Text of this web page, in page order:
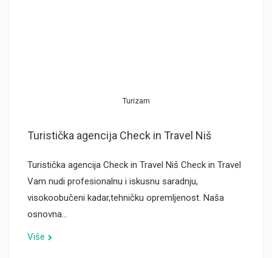
Turizam
Turistička agencija Check in Travel Niš
Turistička agencija Check in Travel Niš Check in Travel
Vam nudi profesionalnu i iskusnu saradnju,
visokoobučeni kadar,tehničku opremljenost. Naša
osnovna…
Više